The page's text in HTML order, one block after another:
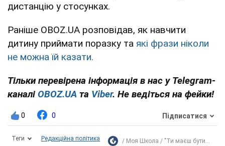
дистанцію у стосунках.
Раніше OBOZ.UA розповідав, як навчити
дитину приймати поразку та які фрази ніколи
не можна їй казати.
Тільки перевірена інформація в нас у Telegram-
каналі OBOZ.UA та Viber. Не ведіться на фейки!
0 0 Підписатися
Теги Редакційна політика Моя Школа "Ти маєш бути...